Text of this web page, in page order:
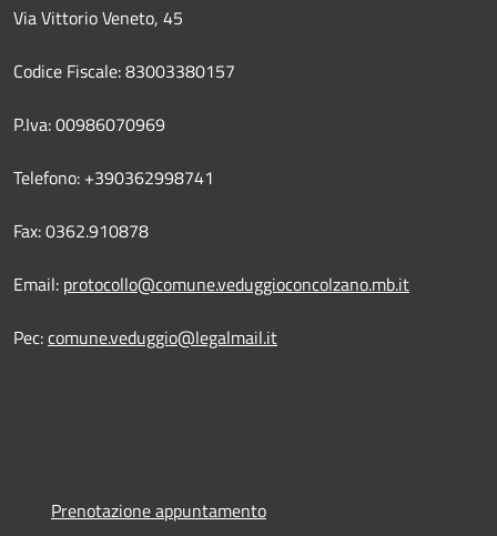
Via Vittorio Veneto, 45
Codice Fiscale: 83003380157
P.Iva: 00986070969
Telefono: +390362998741
Fax: 0362.910878
Email: protocollo@comune.veduggioconcolzano.mb.it
Pec:comune.veduggio@legalmail.it
Prenotazione appuntamento